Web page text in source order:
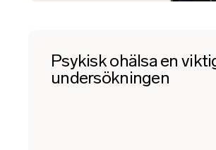
Psykisk ohälsa en
undersökningen